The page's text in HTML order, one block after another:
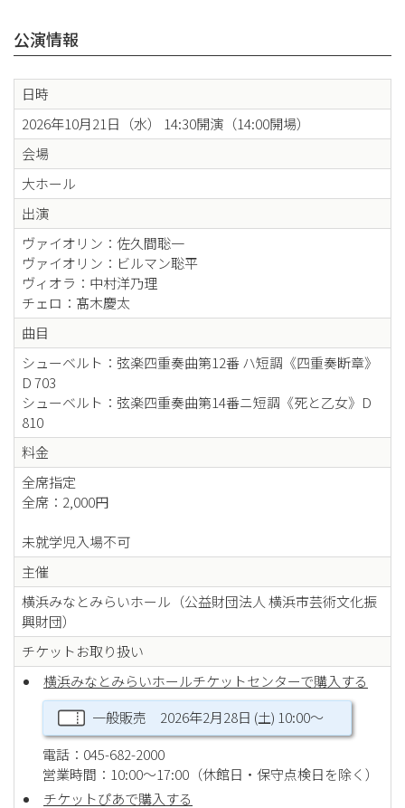
公演情報
日時
2026年10月21日（水） 14:30開演（14:00開場）
会場
大ホール
出演
ヴァイオリン：佐久間聡一
ヴァイオリン：ビルマン聡平
ヴィオラ：中村洋乃理
チェロ：髙木慶太
曲目
シューベルト：弦楽四重奏曲第12番 ハ短調《四重奏断章》
D 703
シューベルト：弦楽四重奏曲第14番ニ短調《死と乙女》D
810
料金
全席指定
全席：2,000円
未就学児入場不可
主催
横浜みなとみらいホール（公益財団法人 横浜市芸術文化振
興財団）
チケットお取り扱い
横浜みなとみらいホールチケットセンターで購入する
一般販売 2026年2月28日 (土) 10:00〜
電話：045-682-2000
営業時間：10:00～17:00（休館日・保守点検日を除く）
チケットぴあで購入する